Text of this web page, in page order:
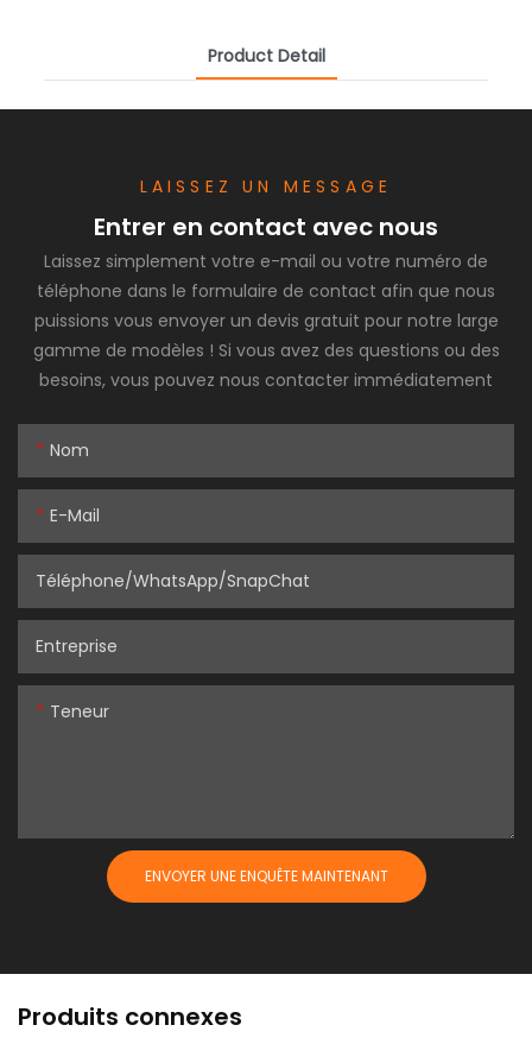
Product Detail
LAISSEZ UN MESSAGE
Entrer en contact avec nous
Laissez simplement votre e-mail ou votre numéro de
téléphone dans le formulaire de contact afin que nous
puissions vous envoyer un devis gratuit pour notre large
gamme de modèles ! Si vous avez des questions ou des
besoins, vous pouvez nous contacter immédiatement
Nom
E-Mail
Téléphone/WhatsApp/SnapChat
Entreprise
Teneur
ENVOYER UNE ENQUÊTE MAINTENANT
Produits connexes